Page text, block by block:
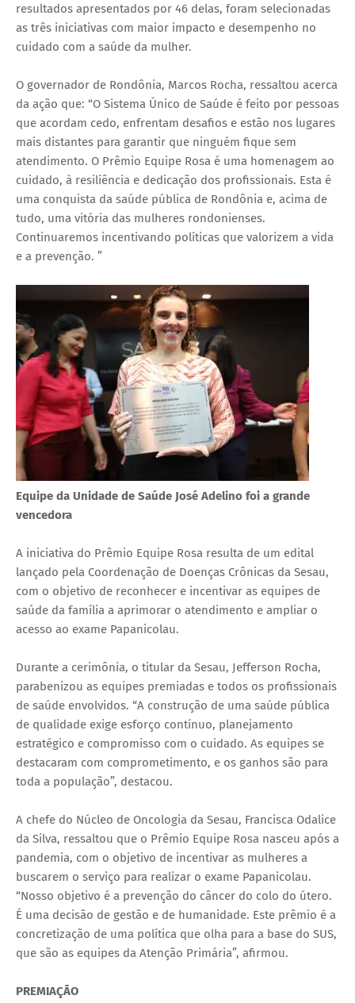
resultados apresentados por 46 delas, foram selecionadas
as três iniciativas com maior impacto e desempenho no
cuidado com a saúde da mulher.
O governador de Rondônia, Marcos Rocha, ressaltou acerca
da ação que: “O Sistema Único de Saúde é feito por pessoas
que acordam cedo, enfrentam desafios e estão nos lugares
mais distantes para garantir que ninguém fique sem
atendimento. O Prêmio Equipe Rosa é uma homenagem ao
cuidado, à resiliência e dedicação dos profissionais. Esta é
uma conquista da saúde pública de Rondônia e, acima de
tudo, uma vitória das mulheres rondonienses.
Continuaremos incentivando políticas que valorizem a vida
e a prevenção. ”
Equipe da Unidade de Saúde José Adelino foi a grande
vencedora
A iniciativa do Prêmio Equipe Rosa resulta de um edital
lançado pela Coordenação de Doenças Crônicas da Sesau,
com o objetivo de reconhecer e incentivar as equipes de
saúde da família a aprimorar o atendimento e ampliar o
acesso ao exame Papanicolau.
Durante a cerimônia, o titular da Sesau, Jefferson Rocha,
parabenizou as equipes premiadas e todos os profissionais
de saúde envolvidos. “A construção de uma saúde pública
de qualidade exige esforço contínuo, planejamento
estratégico e compromisso com o cuidado. As equipes se
destacaram com comprometimento, e os ganhos são para
toda a população”, destacou.
A chefe do Núcleo de Oncologia da Sesau, Francisca Odalice
da Silva, ressaltou que o Prêmio Equipe Rosa nasceu após a
pandemia, com o objetivo de incentivar as mulheres a
buscarem o serviço para realizar o exame Papanicolau.
“Nosso objetivo é a prevenção do câncer do colo do útero.
É uma decisão de gestão e de humanidade. Este prêmio é a
concretização de uma política que olha para a base do SUS,
que são as equipes da Atenção Primária”, afirmou.
PREMIAÇÃO